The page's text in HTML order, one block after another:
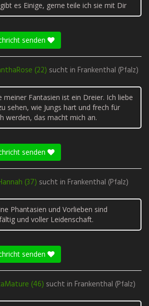
es Einige, gerne teile ich sie mit Dir
senden
(22) sucht in Frankenthal (Pfalz)
meiner Fantasien ist ein Dreier. Ich liebe
sehen, wie Jungs hart und frech für
werden, das macht mich an.
senden
(37) sucht in Frankenthal (Pfalz)
Phantasien und Vorlieben sind
und voller Leidenschaft.
senden
(46) sucht in Frankenthal (Pfalz)